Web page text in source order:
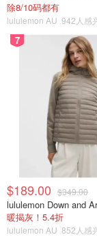
除8/10码都有
lululemon AU 942人感
7
$189.00 $349.00
暖揭灰！5.4折
lululemon AU 852人感